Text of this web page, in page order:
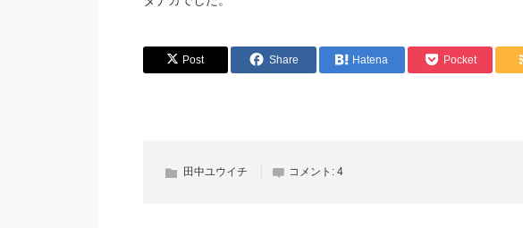
Post Share Hatena Pocket
田中ユウイチ コメント: 4